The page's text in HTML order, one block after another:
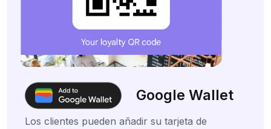
Google Wallet
Los clientes pueden añadir su tarjeta de